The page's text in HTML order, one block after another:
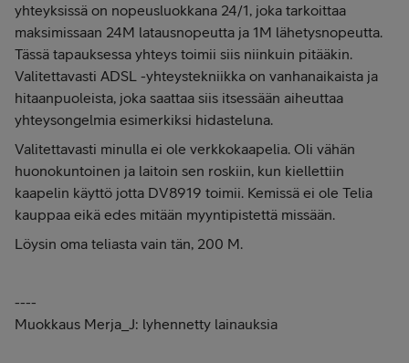
yhteyksissä on nopeusluokkana 24/1, joka tarkoittaa
maksimissaan 24M latausnopeutta ja 1M lähetysnopeutta.
Tässä tapauksessa yhteys toimii siis niinkuin pitääkin.
Valitettavasti ADSL -yhteystekniikka on vanhanaikaista ja
hitaanpuoleista, joka saattaa siis itsessään aiheuttaa
yhteysongelmia esimerkiksi hidasteluna.
Valitettavasti minulla ei ole verkkokaapelia. Oli vähän
huonokuntoinen ja laitoin sen roskiin, kun kiellettiin
kaapelin käyttö jotta DV8919 toimii. Kemissä ei ole Telia
kauppaa eikä edes mitään myyntipistettä missään.
Löysin oma teliasta vain tän, 200 M.
----
Muokkaus Merja_J: lyhennetty lainauksia